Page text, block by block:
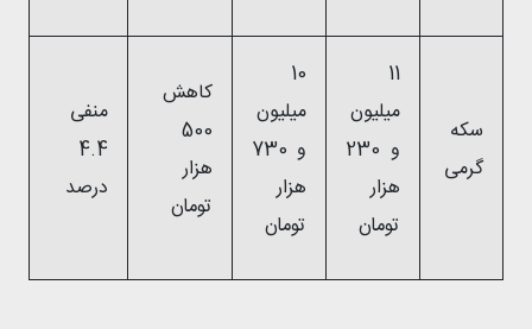
سکه
گرمی
11
میلیون
و 230
هزار
تومان
10
میلیون
و 730
هزار
تومان
کاهش
500
هزار
تومان
منفی
4.4
درصد